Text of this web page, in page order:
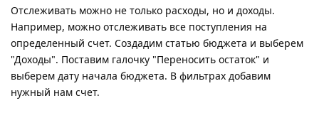
Отслеживать можно не только расходы, но и доходы.
Например, можно отслеживать все поступления на
определенный счет. Создадим статью бюджета и выберем
"Доходы". Поставим галочку "Переносить остаток" и
выберем дату начала бюджета. В фильтрах добавим
нужный нам счет.